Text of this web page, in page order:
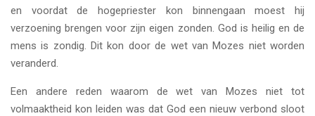
en voordat de hogepriester kon binnengaan moest hij
verzoening brengen voor zijn eigen zonden. God is heilig en de
mens is zondig. Dit kon door de wet van Mozes niet worden
veranderd.
Een andere reden waarom de wet van Mozes niet tot
volmaaktheid kon leiden was dat God een nieuw verbond sloot